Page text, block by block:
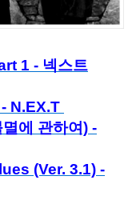
1 - 넥스트
N.EX.T
에 관하여) -
(Ver. 3.1) -